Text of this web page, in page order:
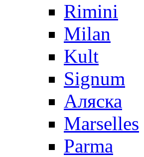
Rimini
Milan
Kult
Signum
Аляска
Marselles
Parma